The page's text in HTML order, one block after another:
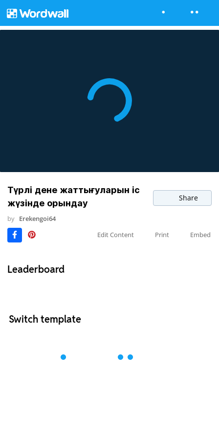
Түрлі дене жаттығуларын іс
жүзінде орындау
Share
by Erekengoi64
Edit Content
Print Embed
Leaderboard
Switch template